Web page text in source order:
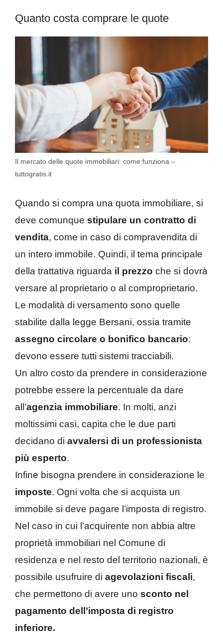
Quanto costa comprare le quote
Il mercato delle quote immobiliari: come funziona –
tuttogratis.it
Quando si compra una quota immobiliare, si
deve comunque stipulare un contratto di
vendita, come in caso di compravendita di
un intero immobile. Quindi, il tema principale
della trattativa riguarda il prezzo che si dovrà
versare al proprietario o al comproprietario.
Le modalità di versamento sono quelle
stabilite dalla legge Bersani, ossia tramite
assegno circolare o bonifico bancario:
devono essere tutti sistemi tracciabili.
Un altro costo da prendere in considerazione
potrebbe essere la percentuale da dare
all’agenzia immobiliare. In molti, anzi
moltissimi casi, capita che le due parti
decidano di avvalersi di un professionista
più esperto.
Infine bisogna prendere in considerazione le
imposte. Ogni volta che si acquista un
immobile si deve pagare l’imposta di registro.
Nel caso in cui l’acquirente non abbia altre
proprietà immobiliari nel Comune di
residenza e nel resto del territorio nazionali, è
possibile usufruire di agevolazioni fiscali,
che permettono di avere uno sconto nel
pagamento dell’imposta di registro
inferiore.